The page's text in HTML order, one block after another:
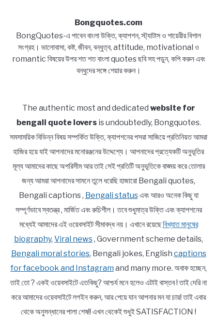
Bongquotes.com
BongQuotes-এ পাবেন বাংলা উক্তি, ক্যাপশন, স্ট্যাটাস ও শায়েরীর বিশাল
সংগ্রহ। ভালোবাসা, কষ্ট, জীবন, বন্ধুত্ব, attitude, motivational ও
romantic বিষয়ের উপর শত শত বাংলা quotes ছবি সহ পড়ুন, কপি করুন এবং
বন্ধুদের সঙ্গে শেয়ার করুন।
The authentic most and dedicated website for
bengali quote loversis undoubtedly, Bongquotes.
সমসাময়িক বিভিন্ন বিষয় সম্পর্কিত উক্তি, ক্যাপশনের পসরা সাজিয়ে প্রতিনিয়ত আমরা
হাজির হয়ে যাই আপনাদের মনোরঞ্জনের উদ্দেশ্যে। আপনাদের প্রত্যেকটি অনুভূতির
মূল্য আমাদের কাছে অপরিসীম আর তাই সেই প্রতিটি অনুভূতিকে বাঙ্ময় করে তোলার
জন্য আমরা আপনাদের সামনে তুলে ধরেছি হাজারো Bengali quotes,
Bengali captions , Bengali statusএবং আরও অনেক কিছু যা
সম্পূর্ণভাবে স্বতন্ত্র , মার্জিত এবং রুচিশীল। তবে শুধুমাত্র উক্তি এবং ক্যাপশনের
মধ্যেই আমাদের এই ওয়েবসাইট সীমাবদ্ধ নয়। এখানে রয়েছেবিখ্যাত মানুষের
biography, Viral news, Government scheme details,
Bengali moral stories, Bengali jokes, English captions
for facebook and Instagram and many more. অবাক হচ্ছেন,
তাই তো ? একই ওয়েবসাইটে এতকিছু? আশ্চর্য মনে হলেও এটাই বাস্তব ! তাই দেরি না
করে আমাদের ওয়েবসাইটে লগইন করুন, আর পেয়ে যান আপনার মন যা চায়! তাই এবার
থেকে অনুসন্ধানের পালা শেষ!! এখন থেকেই শুধুই SATISFACTION !